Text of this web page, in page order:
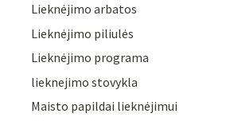
Lieknėjimo arbatos
Lieknėjimo piliulės
Lieknėjimo programa
lieknejimo stovykla
Maisto papildai lieknėjimui